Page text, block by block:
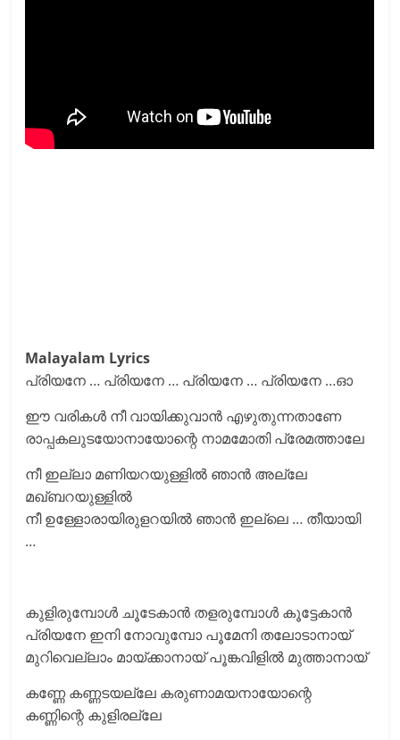
Malayalam Lyrics
പ്രിയനേ … പ്രിയനേ … പ്രിയനേ … പ്രിയനേ …ഓ
ഈ വരികൾ നീ വായിക്കുവാൻ എഴുതുന്നതാണേ
രാപ്പകലുടയോനായോന്റെ നാമമോതി പ്രേമത്താലേ
നീ ഇല്ലാ മണിയറയുള്ളിൽ ഞാൻ അല്ലേ
മഖ്ബറയുള്ളിൽ
നീ ഉള്ളോരായിരുളറയിൽ ഞാൻ ഇല്ലെ … തീയായി
…
കുളിരുമ്പോൾ ചൂടേകാൻ തളരുമ്പോൾ കൂട്ടേകാൻ
പ്രിയനേ ഇനി നോവുമ്പോ പൂമേനി തലോടാനായ്
മുറിവെല്ലാം മായ്ക്കാനായ് പൂങ്കവിളിൽ മുത്താനായ്
കണ്ണേ കണ്ണടയല്ലേ കരുണാമയനായോന്റെ
കണ്ണിന്റെ കുളിരല്ലേ